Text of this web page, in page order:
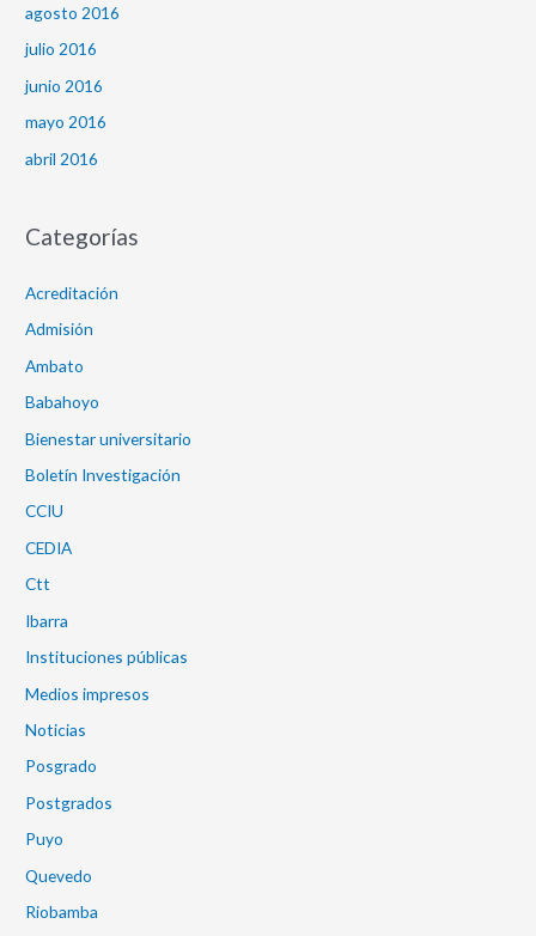
agosto 2016
julio 2016
junio 2016
mayo 2016
abril 2016
Categorías
Acreditación
Admisión
Ambato
Babahoyo
Bienestar universitario
Boletín Investigación
CCIU
CEDIA
Ctt
Ibarra
Instituciones públicas
Medios impresos
Noticias
Posgrado
Postgrados
Puyo
Quevedo
Riobamba